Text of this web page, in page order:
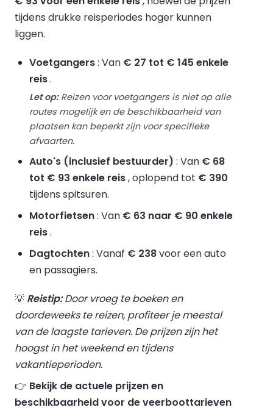
tijdens drukke reisperiodes hoger kunnen
liggen.
Voetgangers: Van € 27 tot € 145 enkele
reis.
Let op:Reizen voor voetgangers is niet op alle
routes mogelijk en de beschikbaarheid van
plaatsen kan beperkt zijn voor specifieke
afvaarten.
Auto's (inclusief bestuurder) : Van € 68
tot € 93 enkele reis, oplopend tot € 390
tijdens spitsuren.
Motorfietsen: Van € 63 naar € 90 enkele
reis.
Dagtochten: Vanaf € 238voor een auto
en passagiers.
💡 Reistip:Door vroeg te boeken en
doordeweeks te reizen, profiteer je meestal
van de laagste tarieven. De prijzen zijn het
hoogst in het weekend en tijdens
vakantieperioden.
👉 Bekijk de actuele prijzen en
beschikbaarheid voor de veerboottarieven